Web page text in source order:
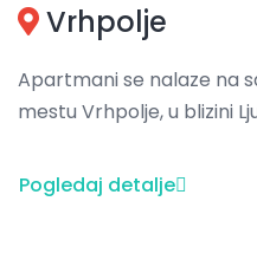
Vrhpolje
Apartmani se nalaze na
mestu Vrhpolje, u blizini
Pogledaj detalje